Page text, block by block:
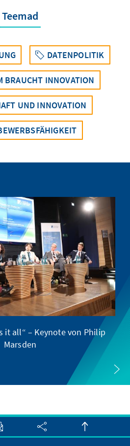
Teemad
DATENPOLITIK
BRAUCHT INNOVATION
UND INNOVATION
it all“ – Keynote von Philip
Marsden